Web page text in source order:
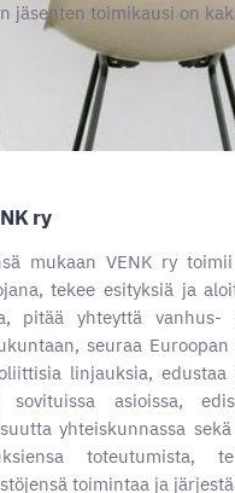
jäsenten toimikausi on
ry
mukaan VENK ry
tekee esityksiä ja
pitää yhteyttä vanhus-
seuraa
linjauksia, edustaa
sovituissa asioissa,
yhteiskunnassa
toteutumista,
toimintaa ja